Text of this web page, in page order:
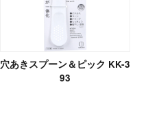
穴あきスプーン＆ピック KK-3
93